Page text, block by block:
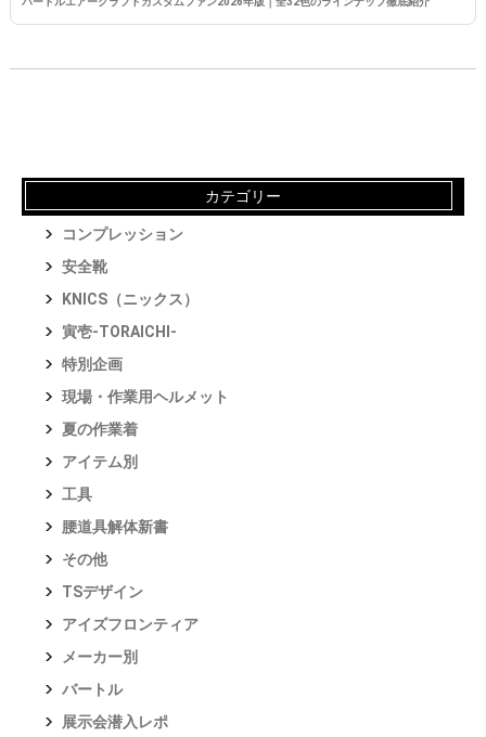
カテゴリー
コンプレッション
安全靴
KNICS（ニックス）
寅壱-TORAICHI-
特別企画
現場・作業用ヘルメット
夏の作業着
アイテム別
工具
腰道具解体新書
その他
TSデザイン
アイズフロンティア
メーカー別
バートル
展示会潜入レポ